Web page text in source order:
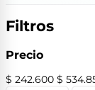
Filtros
Precio
$ 242.600 $